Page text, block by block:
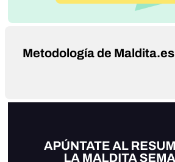
Metodología de Maldita.es